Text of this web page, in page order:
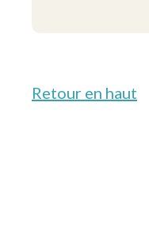
Retour en haut